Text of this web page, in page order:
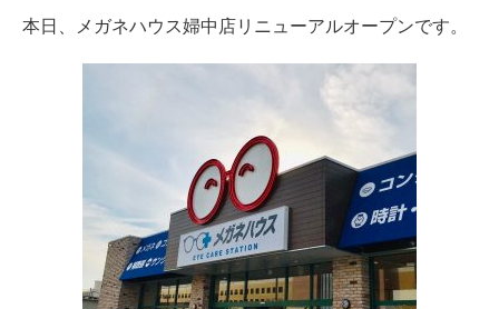
本日、メガネハウス婦中店リニューアルオープンです。